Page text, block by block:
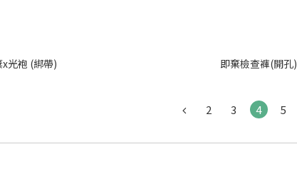
光袍 (綁帶) 即棄檢查褲(開孔)
2 3 4 5